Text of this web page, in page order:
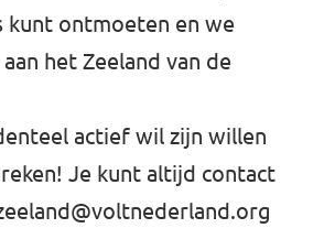
kunt ontmoeten en we
het Zeeland van de
actief wil zijn willen
Je kunt altijd contact